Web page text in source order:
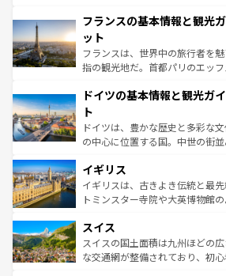
なお、新着のイタリア情報はコ
しい。
文化が根付くこの国では、情熱
れる闘牛、そして美味しいタパス
る。首都マドリードの洗練され
アートに溢れた街角から、地方
せる。地方によって風土や気候
ンテンツ一覧 を参照してほしい。
フランスの基本情報と観光
ット
フランスは、世界中の旅行者を
指の観光地だ。首都パリのエッ
で、幅広い魅力が詰まっている
聖堂、美しいビーチ、そして豊か
から魅了する。また、フランス
れ、フランス料理はユネスコ無
香り高いラベンダー畑など、多彩
らに、パリ以外の地域にも魅力
も豊かな歴史と文化が息づいてい
を参照してほしい。
ドイツの基本情報と観光ガ
ト
ドイツは、豊かな歴史と多彩な
の中心に位置する国。中世の街
顔を持つこの国は、どこを歩いて
ルリンの文化的活気、バイエル
してライン川沿いのワイン畑と
は、お酒好きな人にはぜひ体験してほしい
ドイツ情報はコンテンツ一覧を
イギリス
イギリスは、古きよき伝統と最
トミンスター寺院や大英博物館
リアごとに異なる魅力がある。ま
ティー、ビール好きにはたまら
戦など、本場だからこそできる
スイス
スイスの国土面積は九州ほどの
な交通網が整備されており、初